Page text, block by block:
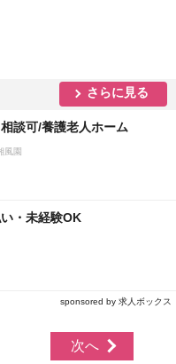
さらに見る
談可/養護老人ホーム
風園
・未経験OK
sponsored by 求人ボックス
次へ